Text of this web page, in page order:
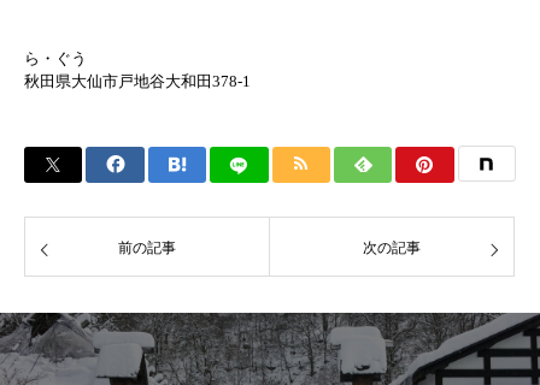
ら・ぐう
秋田県大仙市戸地谷大和田378-1
前の記事 次の記事